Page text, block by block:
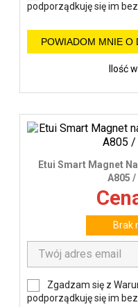
podporządkuję się im
POWIADOM MNIE O
Ilość
Etui Smart Magnet
A805
Brak
Zgadzam się z
podporządkuję się im